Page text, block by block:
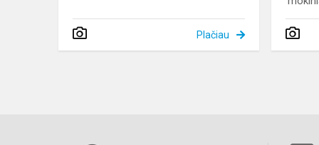
Plačiau